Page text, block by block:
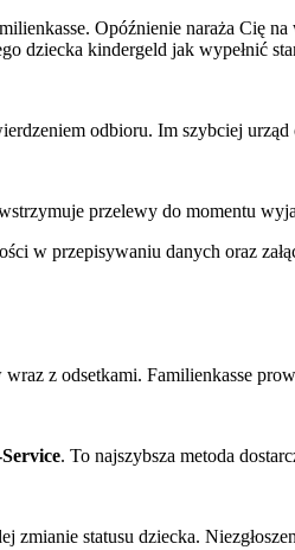
Opóźnienie naraża Cię
dziecka kindergeld jak wypełnić
odbioru. Im szybciej
przelewy do momentu
w przepisywaniu danych oraz
z odsetkami. Familienkasse
. To najszybsza metoda
zmianie statusu dziecka.